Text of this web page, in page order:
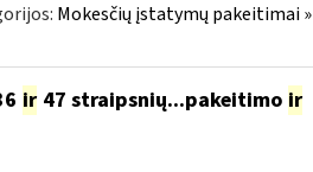
Mokesčių įstatymų pakeitimai »
ir47 straipsnių...pakeitimo ir